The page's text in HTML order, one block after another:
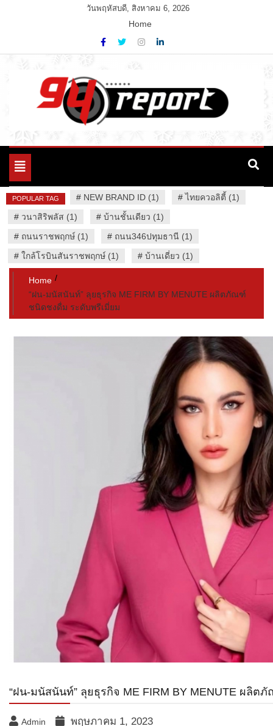
วันพฤหัสบดี, สิงหาคม 6, 2026
Home
94 Report.com
Variety News
Toggle
POPULAR TAG # NEW BRAND ID (1) #ไทยควอลิตี้ (1)
# วนาสิริพลัส (1) # บ้านชั้นเดียว (1)
# ถนนราชพฤกษ์ (1) # ถนน346ปทุมธานี (1)
# ใกล้โรบินสันราชพฤกษ์ (1) # บ้านเดี่ยว (1)
Home
“ฝน-มนัสนันท์” ลุยธุรกิจ ME FIRM BY MENUTE ผลิตภัณฑ์
ชนิดชงดื่ม ระดับพรีเมี่ยม
“ฝน-มนัสนันท์” ลุยธุรกิจ ME FIRM BY MENUTE ผลิ
Admin พฤษภาคม 1, 2023